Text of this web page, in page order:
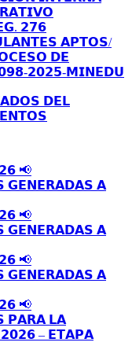
𝟮𝟳𝟲
𝗔𝗣𝗧𝗢𝗦/
𝗗𝗘
𝟮𝟬𝟮𝟱-𝗠𝗜𝗡𝗘𝗗𝗨
𝗗𝗘𝗟
📢
𝗚𝗘𝗡𝗘𝗥𝗔𝗗𝗔𝗦 𝗔
📢
𝗚𝗘𝗡𝗘𝗥𝗔𝗗𝗔𝗦 𝗔
📢
𝗚𝗘𝗡𝗘𝗥𝗔𝗗𝗔𝗦 𝗔
📢
𝗣𝗔𝗥𝗔 𝗟𝗔
– 𝗘𝗧𝗔𝗣𝗔